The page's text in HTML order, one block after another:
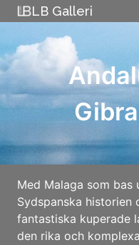
Skip
to
content
LB Galleri
Med Malaga som
Sydspanska historien
fantastiska kuperade
den rika och